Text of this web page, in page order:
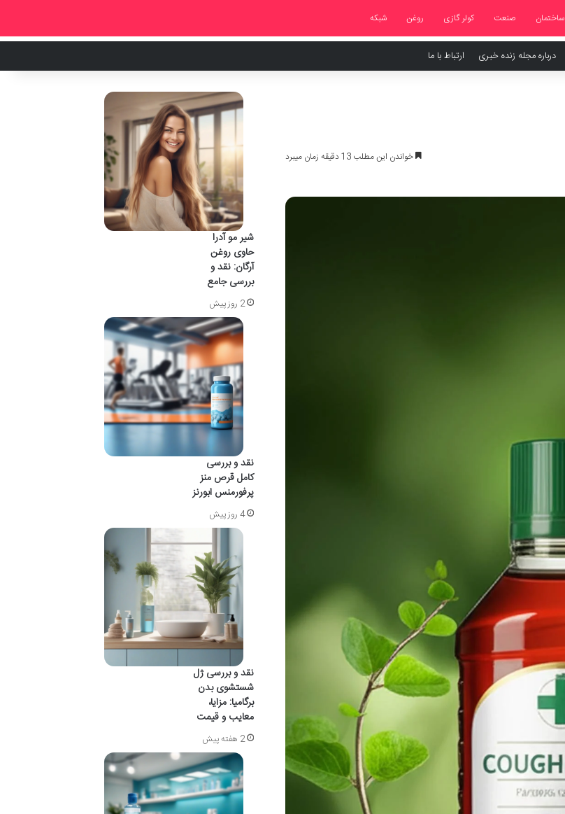
ساختمان صنعت کولر گازی روغن شبکه
درباره مجله زنده خبری ارتباط با ما
خواندن این مطلب 13 دقیقه زمان میبرد
شیر مو آدرا
حاوی روغن
آرگان: نقد و
بررسی جامع
2 روز پیش
نقد و بررسی
کامل قرص منز
پرفورمنس ابورنز
4 روز پیش
نقد و بررسی ژل
شستشوی بدن
برگامیا: مزایا،
معایب و قیمت
2 هفته پیش